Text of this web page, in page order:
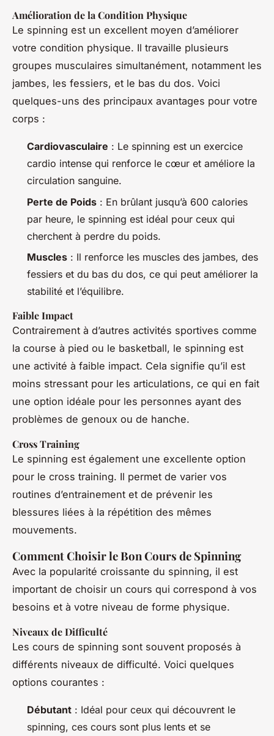
Amélioration de la Condition Physique
Le spinning est un excellent moyen d’améliorer
votre condition physique. Il travaille plusieurs
groupes musculaires simultanément, notamment les
jambes, les fessiers, et le bas du dos. Voici
quelques-uns des principaux avantages pour votre
corps :
Cardiovasculaire : Le spinning est un exercice
cardio intense qui renforce le cœur et améliore la
circulation sanguine.
Perte de Poids : En brûlant jusqu’à 600 calories
par heure, le spinning est idéal pour ceux qui
cherchent à perdre du poids.
Muscles : Il renforce les muscles des jambes, des
fessiers et du bas du dos, ce qui peut améliorer la
stabilité et l’équilibre.
Faible Impact
Contrairement à d’autres activités sportives comme
la course à pied ou le basketball, le spinning est
une activité à faible impact. Cela signifie qu’il est
moins stressant pour les articulations, ce qui en fait
une option idéale pour les personnes ayant des
problèmes de genoux ou de hanche.
Cross Training
Le spinning est également une excellente option
pour le cross training. Il permet de varier vos
routines d’entrainement et de prévenir les
blessures liées à la répétition des mêmes
mouvements.
Comment Choisir le Bon Cours de Spinning
Avec la popularité croissante du spinning, il est
important de choisir un cours qui correspond à vos
besoins et à votre niveau de forme physique.
Niveaux de Difficulté
Les cours de spinning sont souvent proposés à
différents niveaux de difficulté. Voici quelques
options courantes :
Débutant : Idéal pour ceux qui découvrent le
spinning, ces cours sont plus lents et se